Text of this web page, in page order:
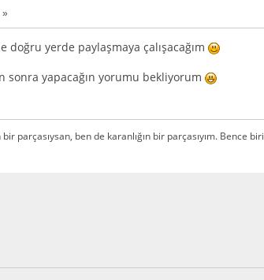
»
yerde paylaşmaya çalışacağım
sonra yapacağın yorumu bekliyorum
bir parçasıysan, ben de karanlığın bir parçasıyım. Bence